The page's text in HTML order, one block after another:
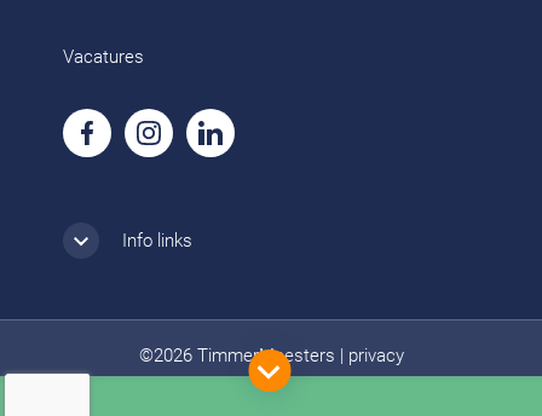
Vacatures
Info links
©2026 TimmerMeesters privacy